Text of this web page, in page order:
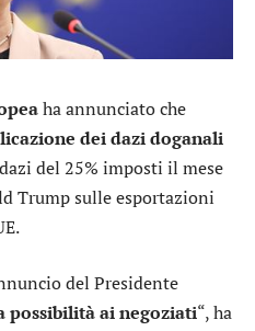
ha annunciato che
dei dazi doganali
del 25% imposti il mese
Trump sulle esportazioni
del Presidente
possibilità ai negoziati“, ha